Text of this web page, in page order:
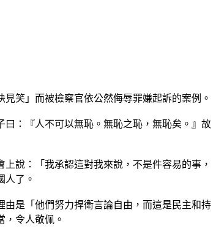
笑」而被檢察官依公然侮辱罪嫌起訴的案例。
：『人不可以無恥。無恥之恥，無恥矣。』故
說：「我承認這對我來說，不是件容易的事，
人了。
是「他們努力捍衛言論自由，而這是民主和持
令人敬佩。